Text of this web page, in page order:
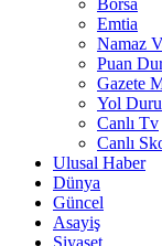
Borsa
Emtia
Namaz
Puan
Gazete
Yol
Canlı Tv
Canlı
Ulusal Haber
Dünya
Güncel
Asayiş
Siyaset